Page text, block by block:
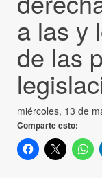
a las y
de las
miércoles, 13 de
Comparte esto: